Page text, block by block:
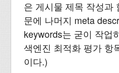
은 게시물 제목 작성과
문에 나머지 meta
keywords는 굳이 작업
색엔진 최적화 평가 항
이다.)